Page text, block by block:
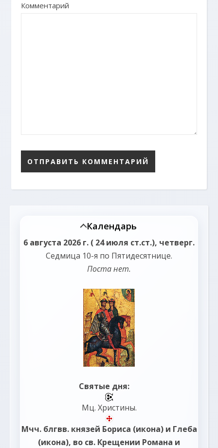
Комментарий
Календарь
6 августа 2026 г. ( 24 июля ст.ст.), четверг.
Седмица 10-я по Пятидесятнице.
Поста нет.
Святые дня:
Мц. Христины.
Мчч. блгвв. князей Бориса (икона) и Глеба
(икона), во св. Крещении Романа и